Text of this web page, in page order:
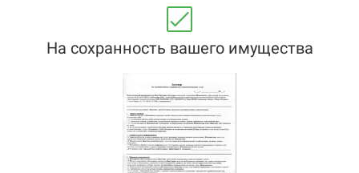
На сохранность вашего имущества